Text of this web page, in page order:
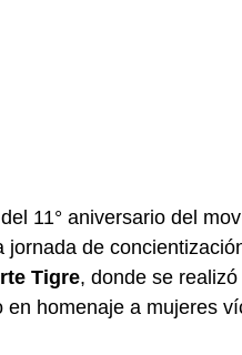
11° aniversario del
jornada de
Tigre, donde se
en homenaje a mujeres